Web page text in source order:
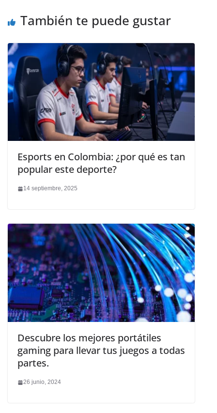
También te puede gustar
Esports en Colombia: ¿por qué es tan
popular este deporte?
14 septiembre, 2025
Descubre los mejores portátiles
gaming para llevar tus juegos a todas
partes.
26 junio, 2024